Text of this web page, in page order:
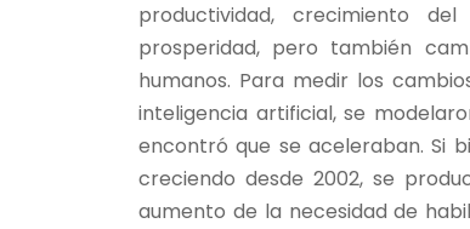
productividad, crecimiento
prosperidad, pero también
humanos. Para medir los
inteligencia artificial, se
encontró que se aceleraban. Si
creciendo desde 2002, se
aumento de la necesidad de